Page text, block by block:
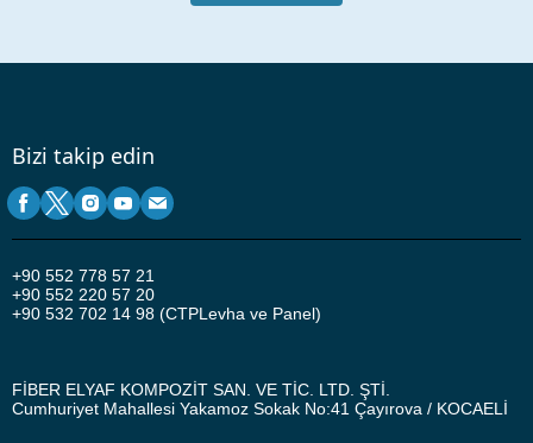
Bizi takip edin
+90 552 778 57 21
+90 552 220 57 20
+90 532 702 14 98 (CTPLevha ve Panel)
FİBER ELYAF KOMPOZİT SAN. VE TİC. LTD. ŞTİ.
Cumhuriyet Mahallesi Yakamoz Sokak No:41 Çayırova / KOCAELİ